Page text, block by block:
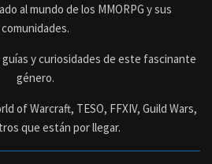
al mundo de los MMORPG y sus
comunidades.
y curiosidades de este fascinante
género.
of Warcraft, TESO, FFXIV, Guild Wars,
que están por llegar.